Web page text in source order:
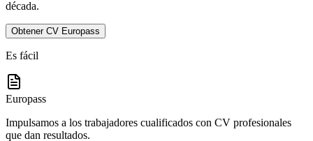
década.
Obtener CV Europass
Es fácil
Europass
Impulsamos a los trabajadores cualificados con CV profesionales
que dan resultados.